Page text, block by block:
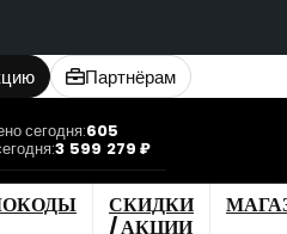
Партнёрам
сегодня:605
3 599 279 ₽
СКИДКИ
/ АКЦИИ